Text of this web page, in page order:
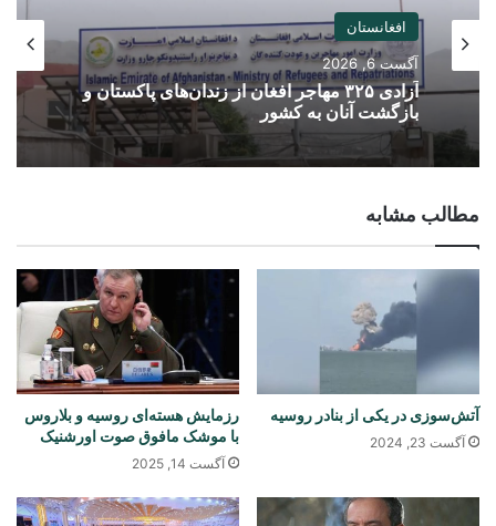
افغانستان
آگست 6, 2026
آزادی ۳۲۵ مهاجر افغان از زندان‌های پاکستان و
بازگشت آنان به کشور
مطالب مشابه
آتش‌سوزی در یکی از بنادر روسیه
آگست 23, 2024
رزمایش هسته‌ای روسیه و بلاروس
با موشک مافوق صوت اورشنیک
آگست 14, 2025